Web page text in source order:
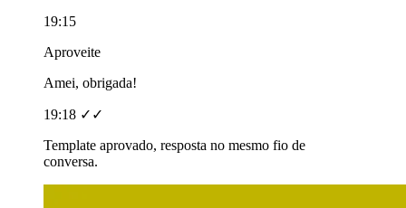
19:15
Aproveite
Amei, obrigada!
19:18 ✓✓
Template aprovado, resposta no mesmo fio de
conversa.